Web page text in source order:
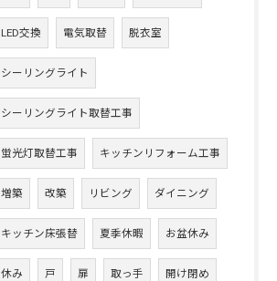
LED交換 電気取替 脱衣室
シーリングライト
シーリングライト取替工事
蛍光灯取替工事 キッチンリフォーム工事
増築 改築 リビング ダイニング
キッチン床張替 夏季休暇 お盆休み
休み 戸 扉 取っ手 開け閉め